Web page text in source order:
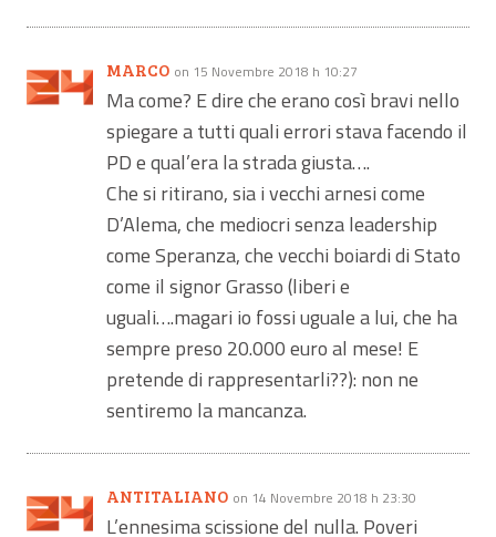
MARCO on 15 Novembre 2018 h 10:27
Ma come? E dire che erano così bravi nello
spiegare a tutti quali errori stava facendo il
PD e qual’era la strada giusta….
Che si ritirano, sia i vecchi arnesi come
D’Alema, che mediocri senza leadership
come Speranza, che vecchi boiardi di Stato
come il signor Grasso (liberi e
uguali….magari io fossi uguale a lui, che ha
sempre preso 20.000 euro al mese! E
pretende di rappresentarli??): non ne
sentiremo la mancanza.
ANTITALIANO on 14 Novembre 2018 h 23:30
L’ennesima scissione del nulla. Poveri